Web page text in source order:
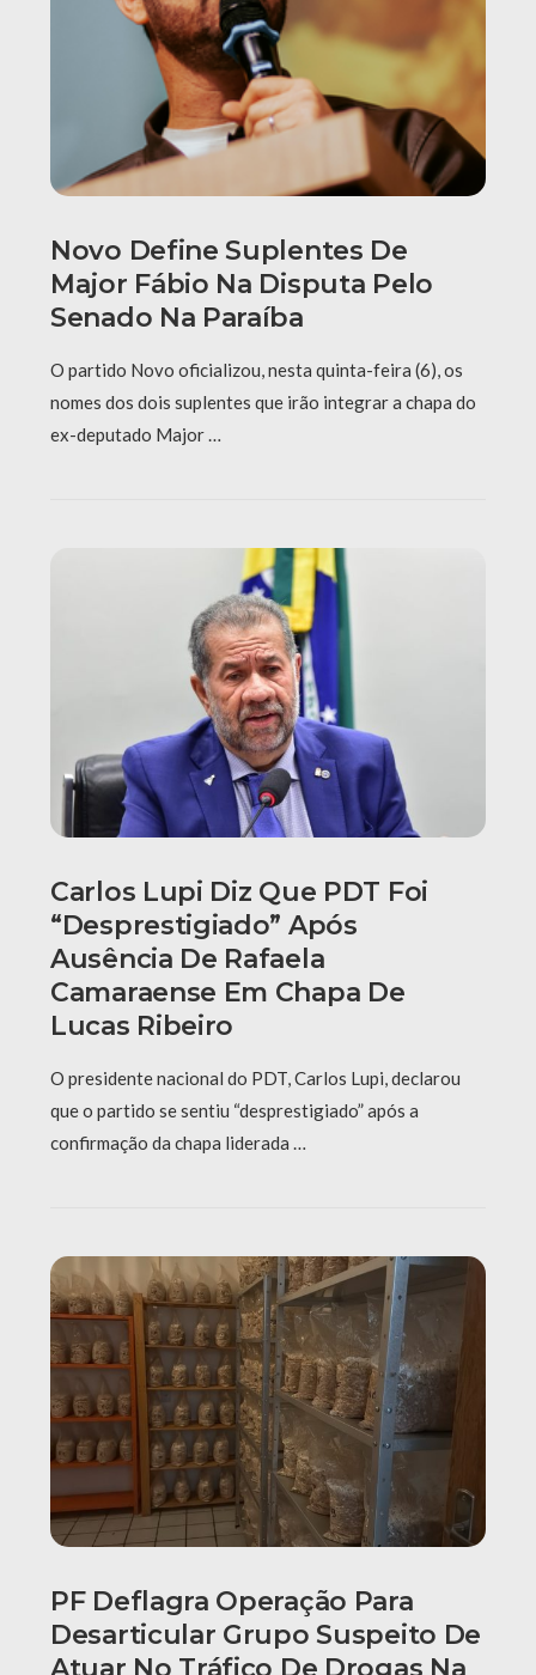
Novo Define Suplentes De
Major Fábio Na Disputa Pelo
Senado Na Paraíba
O partido Novo oficializou, nesta quinta-feira (6), os
nomes dos dois suplentes que irão integrar a chapa do
ex-deputado Major …
Carlos Lupi Diz Que PDT Foi
“desprestigiado” Após
Ausência De Rafaela
Camaraense Em Chapa De
Lucas Ribeiro
O presidente nacional do PDT, Carlos Lupi, declarou
que o partido se sentiu “desprestigiado” após a
confirmação da chapa liderada …
PF Deflagra Operação Para
Desarticular Grupo Suspeito De
Atuar No Tráfico De Drogas Na